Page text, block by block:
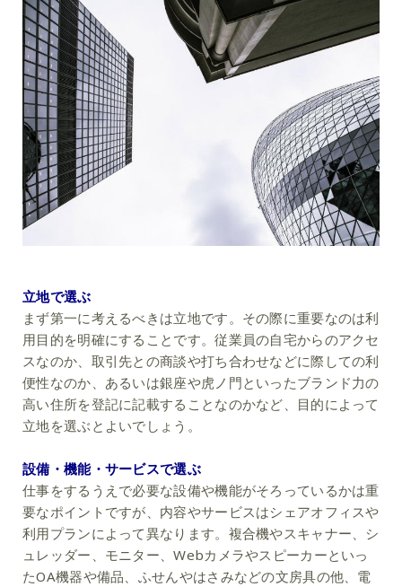
立地で選ぶ
まず第一に考えるべきは立地です。その際に重要なのは利
用目的を明確にすることです。従業員の自宅からのアクセ
スなのか、取引先との商談や打ち合わせなどに際しての利
便性なのか、あるいは銀座や虎ノ門といったブランド力の
高い住所を登記に記載することなのかなど、目的によって
立地を選ぶとよいでしょう。
設備・機能・サービスで選ぶ
仕事をするうえで必要な設備や機能がそろっているかは重
要なポイントですが、内容やサービスはシェアオフィスや
利用プランによって異なります。複合機やスキャナー、シ
ュレッダー、モニター、Webカメラやスピーカーといっ
たOA機器や備品、ふせんやはさみなどの文房具の他、電